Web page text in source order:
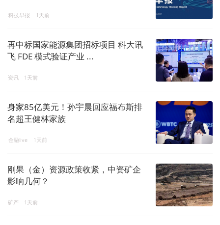
科技早报 1天前
再中标国家能源集团招标项目 科大讯
飞 FDE 模式验证产业 ...
资讯 1天前
身家85亿美元！孙宇晨回应福布斯排
名超王健林家族
金融live 1天前
刚果（金）资源政策收紧，中资矿企
影响几何？
矿产 1天前